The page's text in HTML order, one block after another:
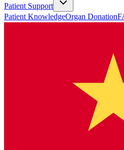
Patient Support
Patient KnowledgeOrgan Donation